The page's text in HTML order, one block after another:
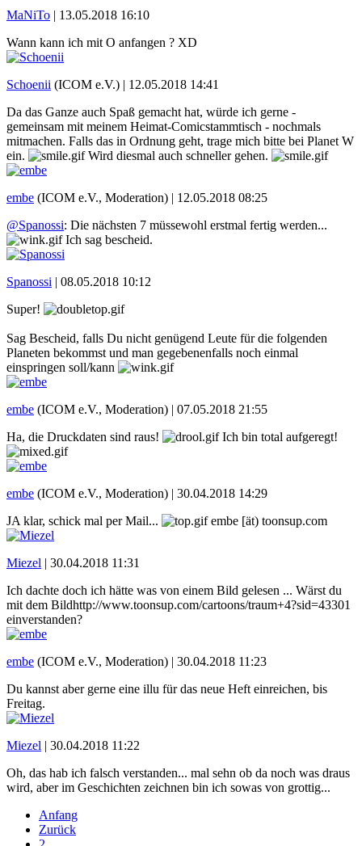
MaNiTo | 13.05.2018 16:10
Wann kann ich mit O anfangen ? XD
Schoenii (ICOM e.V.) | 12.05.2018 14:41
Da das Ganze auch Spaß gemacht hat, würde ich gerne -
gemeinsam mit meinem Heimat-Comicstammtisch - nochmals
mitmachen. Falls das in Ordnung geht, trage mich bitte bei Planet W
ein.
Wird diesmal auch schneller gehen.
embe (ICOM e.V., Moderation) | 12.05.2018 08:25
@Spanossi: Die nächsten 7 müssewohl erstmal fertig werden...
Ich sag bescheid.
Spanossi | 08.05.2018 10:12
Super!
Sag Bescheid, falls Du nicht genügend Leute für die folgenden
Planeten bekommst und man gegebenenfalls noch einmal
einspringen soll/kann
embe (ICOM e.V., Moderation) | 07.05.2018 21:55
Ha, die Druckdaten sind raus!
Ich bin total aufgeregt!
embe (ICOM e.V., Moderation) | 30.04.2018 14:29
JA klar, schick mal per Mail...
embe [ät) toonsup.com
Miezel | 30.04.2018 11:31
Ich dachte doch ich hätte was von einem Bild gelesen ... Wärst du
mit dem Bildhttp://www.toonsup.com/cartoons/traum+4?sid=43301
einverstanden?
embe (ICOM e.V., Moderation) | 30.04.2018 11:23
Du kannst aber gerne eine illu für das neue Heft einreichen, bis
Freitag.
Miezel | 30.04.2018 11:22
Oh, das hab ich falsch verstanden... mal sehn ob da noch was draus
wird, aber im Geschichten zeichnen bin ich sowas von grottig...
Anfang
Zurück